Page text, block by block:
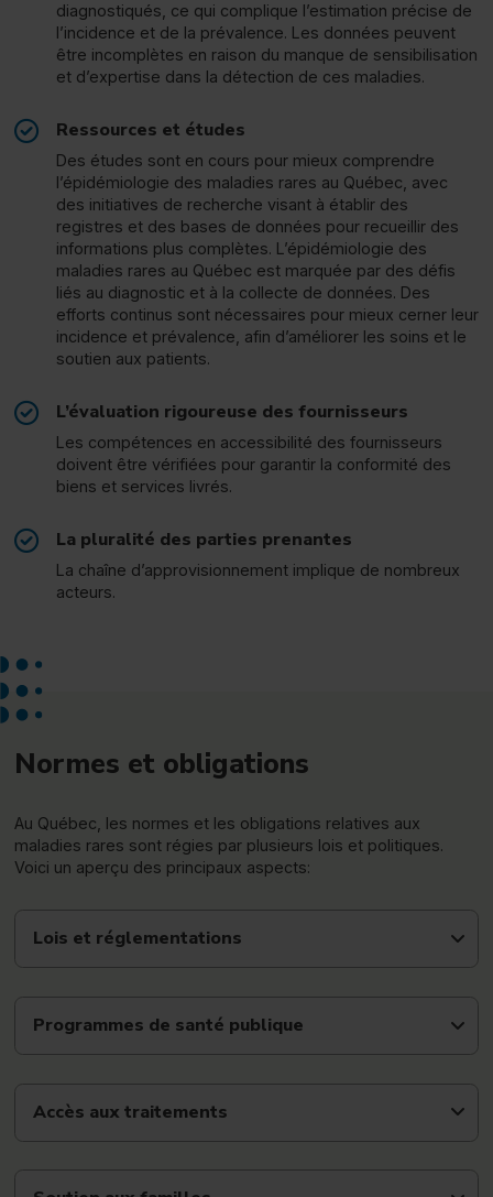
diagnostiqués, ce qui complique l’estimation précise de
l’incidence et de la prévalence. Les données peuvent
être incomplètes en raison du manque de sensibilisation
et d’expertise dans la détection de ces maladies.
Ressources et études
Des études sont en cours pour mieux comprendre
l’épidémiologie des maladies rares au Québec, avec
des initiatives de recherche visant à établir des
registres et des bases de données pour recueillir des
informations plus complètes. L’épidémiologie des
maladies rares au Québec est marquée par des défis
liés au diagnostic et à la collecte de données. Des
efforts continus sont nécessaires pour mieux cerner leur
incidence et prévalence, afin d’améliorer les soins et le
soutien aux patients.
L’évaluation rigoureuse des fournisseurs
Les compétences en accessibilité des fournisseurs
doivent être vérifiées pour garantir la conformité des
biens et services livrés.
La pluralité des parties prenantes
La chaîne d’approvisionnement implique de nombreux
acteurs.
Normes et obligations
Au Québec, les normes et les obligations relatives aux
maladies rares sont régies par plusieurs lois et politiques.
Voici un aperçu des principaux aspects:
Lois et réglementations
Programmes de santé publique
Accès aux traitements